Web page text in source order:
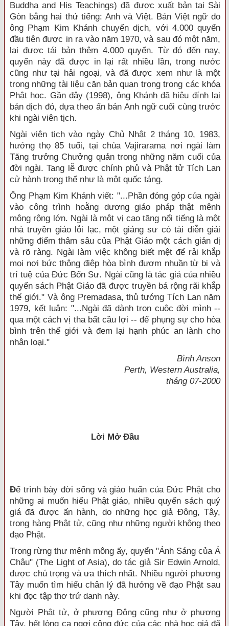
Buddha and His Teachings) đã được xuất bản tại Sài
Gòn bằng hai thứ tiếng: Anh và Việt. Bản Việt ngữ do
ông Phạm Kim Khánh chuyển dịch, với 4.000 quyển
đầu tiên được in ra vào năm 1970, và sau đó một năm,
lại được tái bản thêm 4.000 quyển. Từ đó đến nay,
quyển này đã được in lại rất nhiều lần, trong nước
cũng như tại hải ngoại, và đã được xem như là một
trong những tài liệu căn bản quan trọng trong các khóa
Phật học. Gần đây (1998), ông Khánh đã hiệu đính lại
bản dịch đó, dựa theo ấn bản Anh ngữ cuối cùng trước
khi ngài viên tịch.
Ngài viên tịch vào ngày Chủ Nhật 2 tháng 10, 1983,
hưởng thọ 85 tuổi, tại chùa Vajirarama nơi ngài làm
Tăng trưởng Chưởng quản trong những năm cuối của
đời ngài. Tang lễ được chính phủ và Phật tử Tích Lan
cử hành trọng thể như là một quốc táng.
Ông Phạm Kim Khánh viết: "...Phần đóng góp của ngài
vào công trình hoằng dương giáo pháp thật mênh
mông rộng lớn. Ngài là một vị cao tăng nổi tiếng là một
nhà truyền giáo lỗi lạc, một giảng sư có tài diễn giải
những điểm thâm sâu của Phật Giáo một cách giản dị
và rõ ràng. Ngài làm việc không biết mệt để rải khắp
mọi nơi bức thông điệp hòa bình đượm nhuần từ bi và
trí tuệ của Đức Bổn Sư. Ngài cũng là tác giả của nhiều
quyển sách Phật Giáo đã được truyền bá rộng rãi khắp
thế giới." Và ông Premadasa, thủ tướng Tích Lan năm
1979, kết luận: "...Ngài đã dành trọn cuộc đời mình --
qua một cách vị tha bất cầu lợi -- để phụng sự cho hòa
bình trên thế giới và đem lại hạnh phúc an lành cho
nhân loại."
Bình Anson
Perth, Western Australia,
tháng 07-2000
Lời Mở Đầu
Để trình bày đời sống và giáo huấn của Đức Phật cho
những ai muốn hiểu Phật giáo, nhiều quyển sách quý
giá đã được ấn hành, do những học giả Đông, Tây,
trong hàng Phật tử, cũng như những người không theo
đạo Phật.
Trong rừng thư mênh mông ấy, quyển "Ánh Sáng của Á
Châu" (The Light of Asia), do tác giả Sir Edwin Arnold,
được chú trọng và ưa thích nhất. Nhiều người phương
Tây muốn tìm hiểu chân lý đã hướng về đạo Phật sau
khi đọc tập thơ trứ danh này.
Người Phật tử, ở phương Đông cũng như ở phương
Tây, hết lòng ca ngợi công đức của các nhà học giả đã